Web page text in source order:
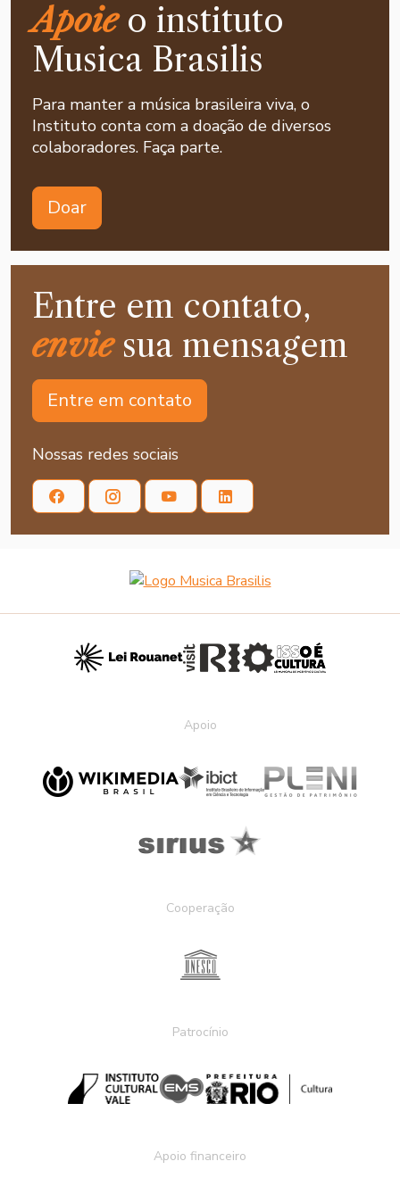
Apoieo instituto
Musica Brasilis
Para manter a música brasileira viva, o
Instituto conta com a doação de diversos
colaboradores. Faça parte.
Doar
Entre em contato,
enviesua mensagem
Entre em contato
Nossas redes sociais
Apoio
Cooperação
Patrocínio
Apoio financeiro